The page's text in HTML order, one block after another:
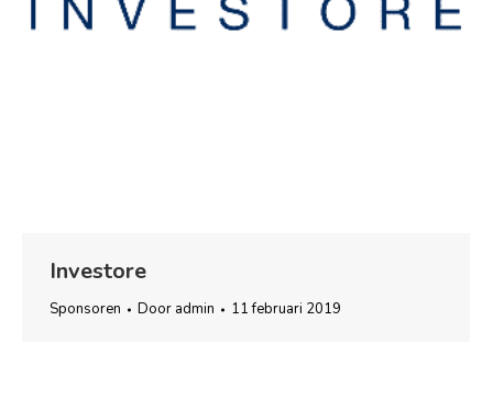
Investore
Sponsoren Door admin 11 februari 2019